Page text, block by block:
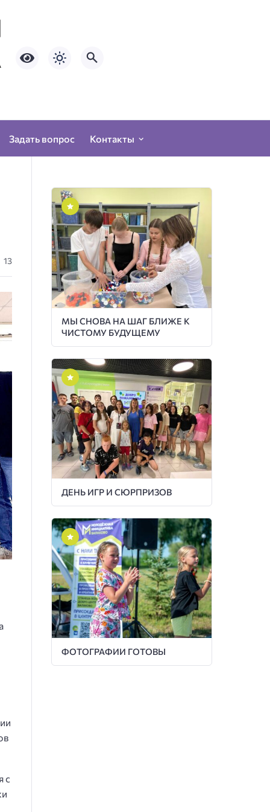
Задать вопрос Контакты
13
с
МЫ СНОВА НА ШАГ БЛИЖЕ К
ЧИСТОМУ БУДУЩЕМУ
ДЕНЬ ИГР И СЮРПРИЗОВ
ФОТОГРАФИИ ГОТОВЫ